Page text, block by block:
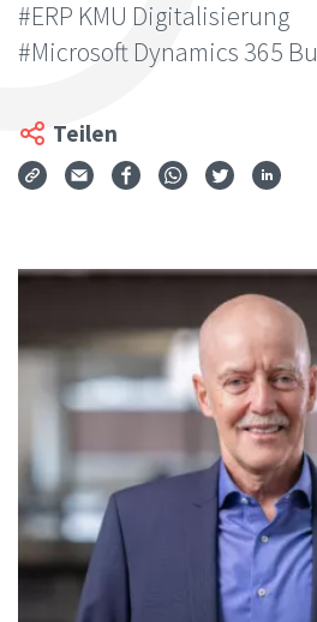
#ERP KMU Digitalisierung
#Microsoft Dynamics 365
Teilen
Via Mail teilen
Auf Facebook teilen
Auf Auf Auf